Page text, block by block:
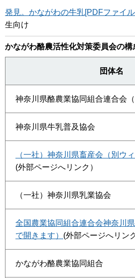
発見。かながわの牛乳[PDFファイ
生向け
かながわ酪農活性化対策委員会の構
団体名
神奈川県酪農業協同組合連合会（
神奈川県牛乳普及協会
（一社）神奈川県畜産会（別ウ
(外部ページへリンク）
（一社）神奈川県乳業協会
全国農業協同組合連合会神奈川
で開きます） (外部ページへリン
かながわ酪農業協同組合